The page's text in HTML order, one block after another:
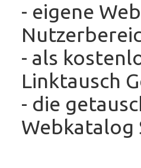
- eigene
- als
Linktausch
- die
Webkatalog